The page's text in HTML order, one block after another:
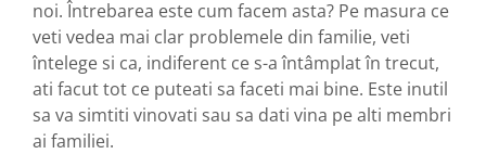
noi. Întrebarea este cum facem asta? Pe masura ce
veti vedea mai clar problemele din familie, veti
întelege si ca, indiferent ce s-a întâmplat în trecut,
ati facut tot ce puteati sa faceti mai bine. Este inutil
sa va simtiti vinovati sau sa dati vina pe alti membri
ai familiei.